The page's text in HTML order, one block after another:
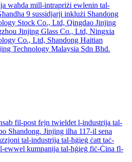
waħda mill-intrapriżi ewlenin tal-
9 sussidjarji inklużi Shandong
Stock Co., Ltd, Qingdao Jinjing
Jinjing Glass Co., Ltd, Ningxia
Co., Ltd, Shandong Haitian
Technology Malaysia Sdn Bhd.
fil-post fejn twieldet l-industrija tal-
Shandong. Jinjing ilha 117-il sena
tal-industrija tal-ħġieġ ċatt taċ-
ewwel kumpanija tal-ħġieġ fiċ-Ċina fl-